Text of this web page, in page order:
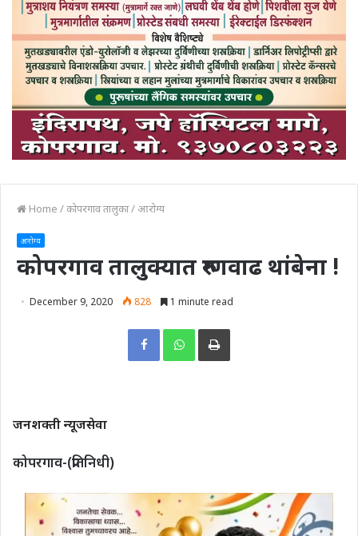
Home /कोपरगाव तालुका/ आरोग्य
आरोग्य
कोपरगाव तालुक्यात रुग्णवाढ थांबेना !
December 9, 2020 828 1 minute read
Print
जनशक्ती न्यूजसेवा
कोपरगाव-(प्रतिनिधी)